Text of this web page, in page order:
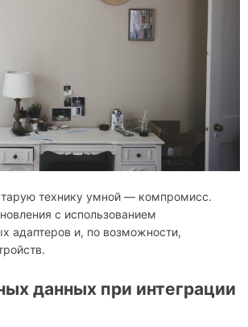
технику умной — компромисс.
с использованием
адаптеров и, по возможности,
данных при интеграции